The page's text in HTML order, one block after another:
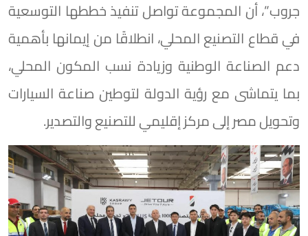
جروب”، أن المجموعة تواصل تنفيذ خططها التوسعية
في قطاع التصنيع المحلي، انطلاقًا من إيمانها بأهمية
دعم الصناعة الوطنية وزيادة نسب المكون المحلي،
بما يتماشى مع رؤية الدولة لتوطين صناعة السيارات
وتحويل مصر إلى مركز إقليمي للتصنيع والتصدير.